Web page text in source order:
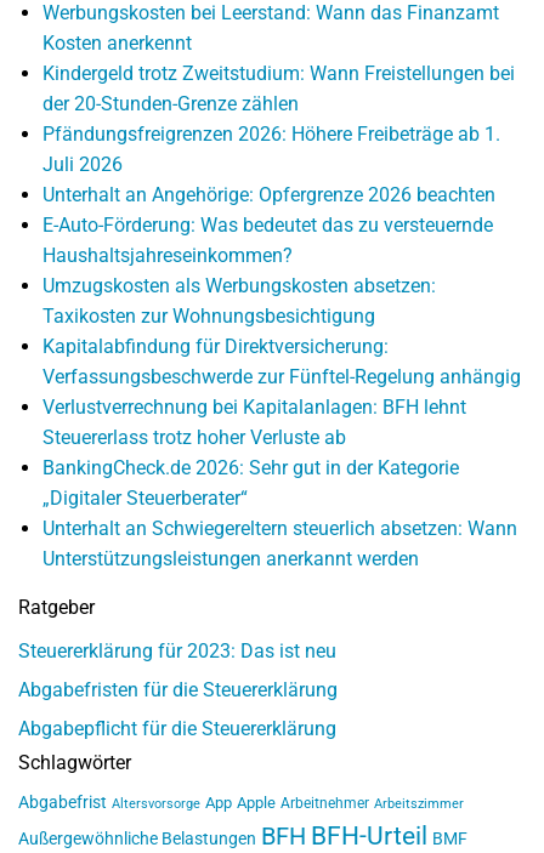
Werbungskosten bei Leerstand: Wann das Finanzamt
Kosten anerkennt
Kindergeld trotz Zweitstudium: Wann Freistellungen bei
der 20-Stunden-Grenze zählen
Pfändungsfreigrenzen 2026: Höhere Freibeträge ab 1.
Juli 2026
Unterhalt an Angehörige: Opfergrenze 2026 beachten
E-Auto-Förderung: Was bedeutet das zu versteuernde
Haushaltsjahreseinkommen?
Umzugskosten als Werbungskosten absetzen:
Taxikosten zur Wohnungsbesichtigung
Kapitalabfindung für Direktversicherung:
Verfassungsbeschwerde zur Fünftel-Regelung anhängig
Verlustverrechnung bei Kapitalanlagen: BFH lehnt
Steuererlass trotz hoher Verluste ab
BankingCheck.de 2026: Sehr gut in der Kategorie
„Digitaler Steuerberater“
Unterhalt an Schwiegereltern steuerlich absetzen: Wann
Unterstützungsleistungen anerkannt werden
Ratgeber
Steuererklärung für 2023: Das ist neu
Abgabefristen für die Steuererklärung
Abgabepflicht für die Steuererklärung
Schlagwörter
Abgabefrist Altersvorsorge App Apple Arbeitnehmer Arbeitszimmer
Außergewöhnliche Belastungen BFH BFH-Urteil BMF